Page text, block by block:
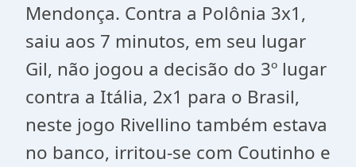
Mendonça. Contra a Polônia 3x1,
saiu aos 7 minutos, em seu lugar
Gil, não jogou a decisão do 3º lugar
contra a Itália, 2x1 para o Brasil,
neste jogo Rivellino também estava
no banco, irritou-se com Coutinho e